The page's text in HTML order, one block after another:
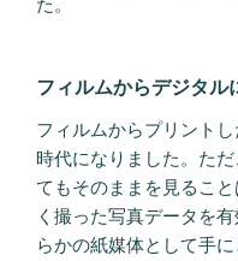
フィルムからデジタル
フィルムからプリント
時代になりました。た
てもそのままを見るこ
く撮った写真データを
らかの紙媒体として手